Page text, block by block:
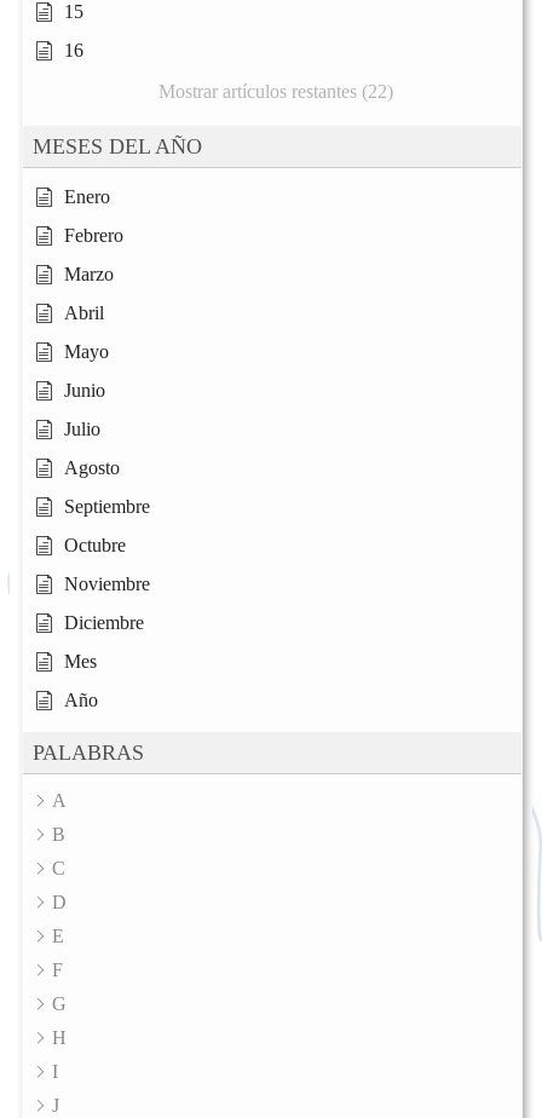
15
16
Mostrar artículos restantes (22)
MESES DEL AÑO
Enero
Febrero
Marzo
Abril
Mayo
Junio
Julio
Agosto
Septiembre
Octubre
Noviembre
Diciembre
Mes
Año
PALABRAS
A
B
C
D
E
F
G
H
I
J